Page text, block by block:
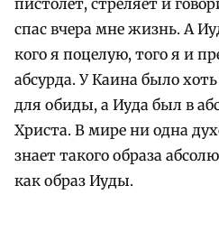
пистолет, стреляет и
спас вчера мне жизнь. А
кого я поцелую, того я и
абсурда. У Каина было
для обиды, а Иуда был в
Христа. В мире ни одна
знает такого образа
как образ Иуды.